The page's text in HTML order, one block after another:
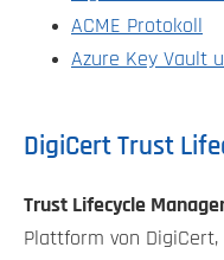
ACME Protokoll
Azure Key Vault
DigiCert Trust
Trust Lifecycle
Plattform von